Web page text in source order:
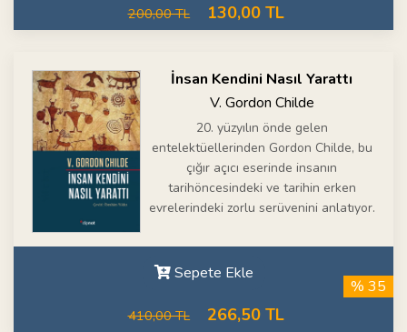
200,00 TL 130,00 TL
İnsan Kendini Nasıl Yarattı
V. Gordon Childe
20. yüzyılın önde gelen
entelektüellerinden Gordon Childe, bu
çığır açıcı eserinde insanın
tarihöncesindeki ve tarihin erken
evrelerindeki zorlu serüvenini anlatıyor.
Sepete Ekle
410,00 TL 266,50 TL
% 35